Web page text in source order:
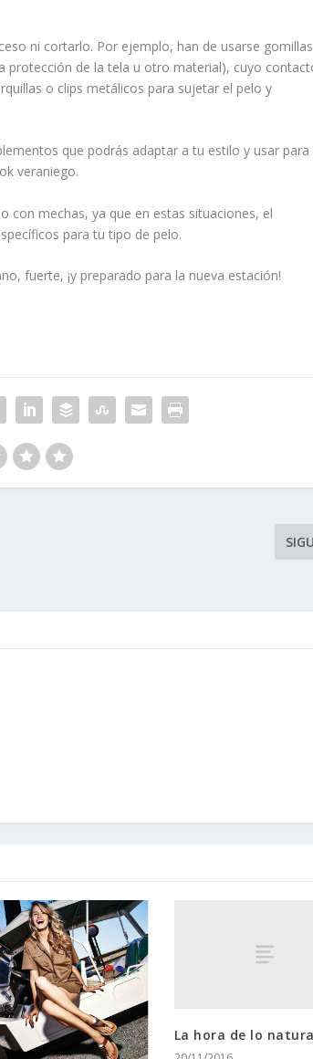
ni cortarlo. Por ejemplo, han de usarse gomillas
protección de la tela u otro material), cuyo
o clips metálicos para sujetar el pelo y
que podrás adaptar a tu estilo y usar para
veraniego.
con mechas, ya que en estas situaciones, el
para tu tipo de pelo.
fuerte, ¡y preparado para la nueva estación!
La hora de lo